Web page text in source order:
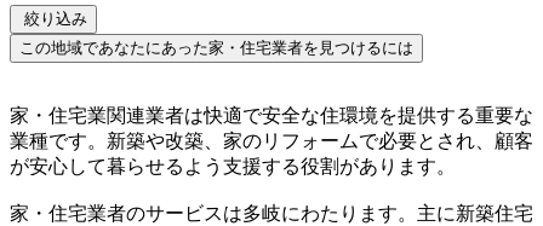
絞り込み
この地域であなたにあった家・住宅業者を見つけるには
家・住宅業関連業者は快適で安全な住環境を提供する重要な
業種です。新築や改築、家のリフォームで必要とされ、顧客
が安心して暮らせるよう支援する役割があります。
家・住宅業者のサービスは多岐にわたります。主に新築住宅